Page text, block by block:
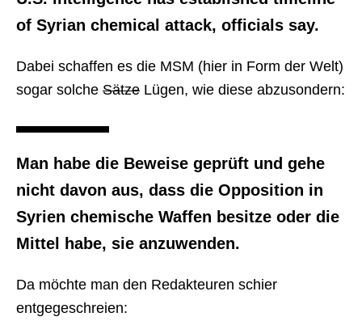
of Syrian chemical attack, officials say.
Dabei schaffen es die MSM (hier in Form der Welt)
sogar solche Sätze Lügen, wie diese abzusondern:
Man habe die Beweise geprüft und gehe
nicht davon aus, dass die Opposition in
Syrien chemische Waffen besitze oder die
Mittel habe, sie anzuwenden.
Da möchte man den Redakteuren schier
entgegeschreien: